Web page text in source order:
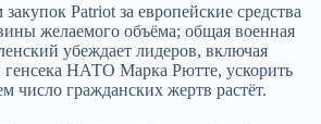
Patriot за европейские средства
желаемого объёма; общая военная
убеждает лидеров, включая
генсека НАТО Марка Рютте, ускорить
число гражданских жертв растёт.